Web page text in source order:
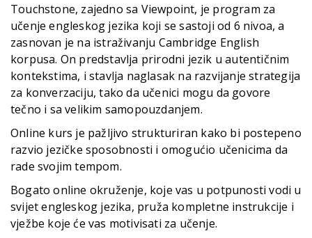
Touchstone, zajedno sa Viewpoint, je program za
učenje engleskog jezika koji se sastoji od 6 nivoa, a
zasnovan je na istraživanju Cambridge English
korpusa. On predstavlja prirodni jezik u autentičnim
kontekstima, i stavlja naglasak na razvijanje strategija
za konverzaciju, tako da učenici mogu da govore
tečno i sa velikim samopouzdanjem.
Online kurs je pažljivo strukturiran kako bi postepeno
razvio jezičke sposobnosti i omogućio učenicima da
rade svojim tempom.
Bogato online okruženje, koje vas u potpunosti vodi u
svijet engleskog jezika, pruža kompletne instrukcije i
vježbe koje će vas motivisati za učenje.